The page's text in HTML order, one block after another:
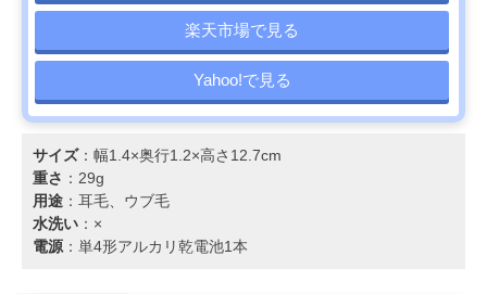
楽天市場で見る
Yahoo!で見る
サイズ：幅1.4×奥行1.2×高さ12.7cm
重さ ：29g
用途 ：耳毛、ウブ毛
水洗い ：×
電源 ：単4形アルカリ乾電池1本